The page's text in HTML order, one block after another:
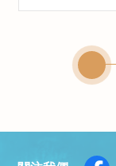
避免共
如有針
往見醫
接觸患